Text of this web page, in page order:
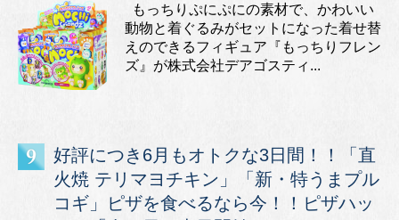
もっちりぷにぷにの素材で、かわいい
動物と着ぐるみがセットになった着せ替
えのできるフィギュア『もっちりフレン
ズ』が株式会社デアゴスティ...
好評につき6月もオトクな3日間！！「直
火焼 テリマヨチキン」「新・特うまプル
コギ」ピザを食べるなら今！！ピザハッ